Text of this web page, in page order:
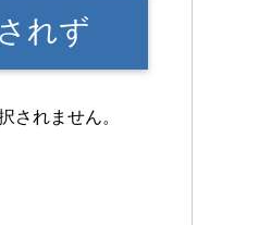
れず
されません。